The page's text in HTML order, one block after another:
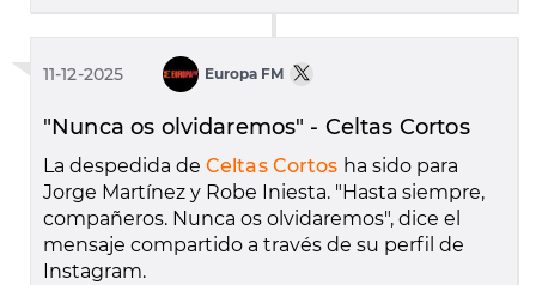
11-12-2025 Europa FM
"Nunca os olvidaremos" - Celtas Cortos
La despedida de Celtas Cortos ha sido para
Jorge Martínez y Robe Iniesta. "Hasta siempre,
compañeros. Nunca os olvidaremos", dice el
mensaje compartido a través de su perfil de
Instagram.